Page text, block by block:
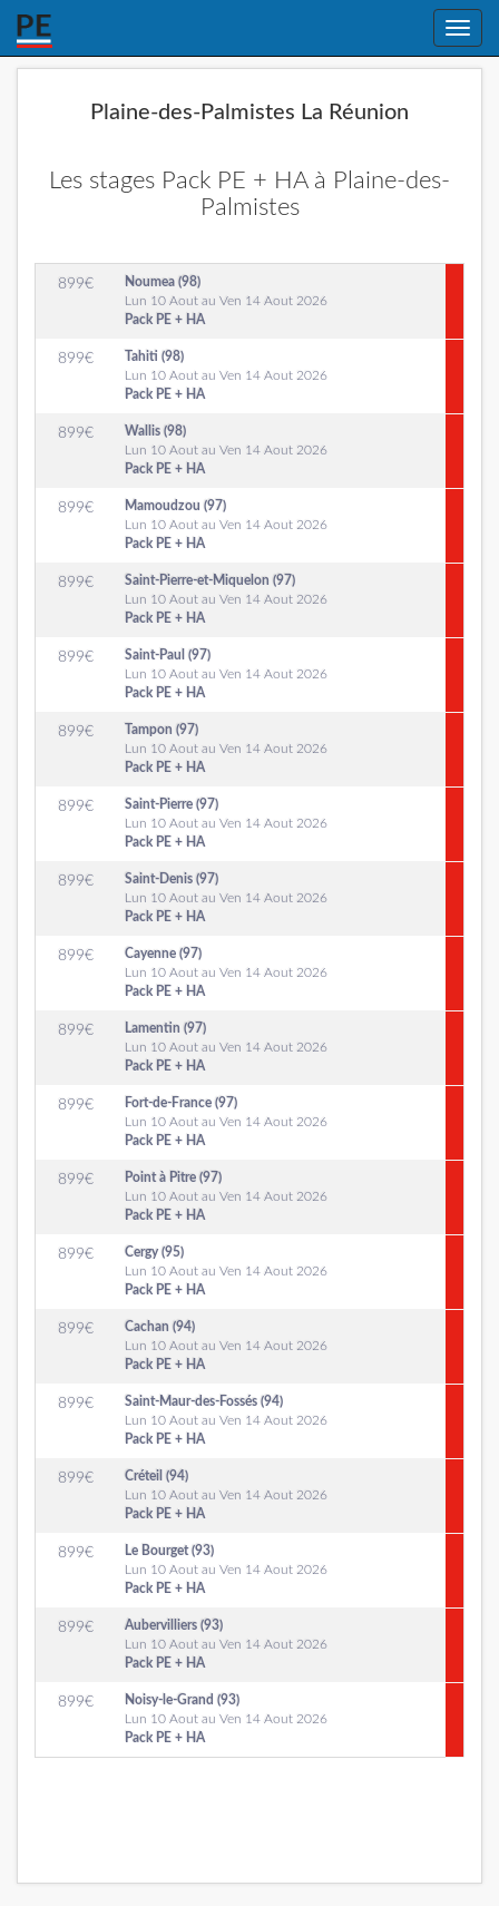
Toggle
Plaine-des-Palmistes La Réunion
Les stages Pack PE + HA à Plaine-des-
Palmistes
899€
Noumea (98)
Lun 10 Aout au Ven 14 Aout 2026
Pack PE + HA
899€
Tahiti (98)
Lun 10 Aout au Ven 14 Aout 2026
Pack PE + HA
899€
Wallis (98)
Lun 10 Aout au Ven 14 Aout 2026
Pack PE + HA
899€
Mamoudzou (97)
Lun 10 Aout au Ven 14 Aout 2026
Pack PE + HA
899€
Saint-Pierre-et-Miquelon (97)
Lun 10 Aout au Ven 14 Aout 2026
Pack PE + HA
899€
Saint-Paul (97)
Lun 10 Aout au Ven 14 Aout 2026
Pack PE + HA
899€
Tampon (97)
Lun 10 Aout au Ven 14 Aout 2026
Pack PE + HA
899€
Saint-Pierre (97)
Lun 10 Aout au Ven 14 Aout 2026
Pack PE + HA
899€
Saint-Denis (97)
Lun 10 Aout au Ven 14 Aout 2026
Pack PE + HA
899€
Cayenne (97)
Lun 10 Aout au Ven 14 Aout 2026
Pack PE + HA
899€
Lamentin (97)
Lun 10 Aout au Ven 14 Aout 2026
Pack PE + HA
899€
Fort-de-France (97)
Lun 10 Aout au Ven 14 Aout 2026
Pack PE + HA
899€
Point à Pitre (97)
Lun 10 Aout au Ven 14 Aout 2026
Pack PE + HA
899€
Cergy (95)
Lun 10 Aout au Ven 14 Aout 2026
Pack PE + HA
899€
Cachan (94)
Lun 10 Aout au Ven 14 Aout 2026
Pack PE + HA
899€
Saint-Maur-des-Fossés (94)
Lun 10 Aout au Ven 14 Aout 2026
Pack PE + HA
899€
Créteil (94)
Lun 10 Aout au Ven 14 Aout 2026
Pack PE + HA
899€
Le Bourget (93)
Lun 10 Aout au Ven 14 Aout 2026
Pack PE + HA
899€
Aubervilliers (93)
Lun 10 Aout au Ven 14 Aout 2026
Pack PE + HA
899€
Noisy-le-Grand (93)
Lun 10 Aout au Ven 14 Aout 2026
Pack PE + HA